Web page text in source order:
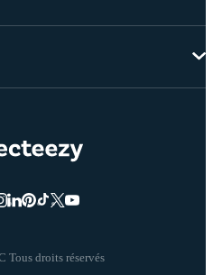
Tous droits réservés